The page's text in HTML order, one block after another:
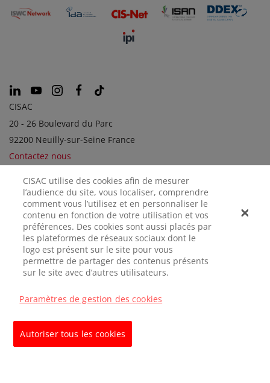
CISAC
20 - 26 Boulevard du Parc
92200 Neuilly-sur-Seine France
Contactez nous
SOCIÉTÉS SOEURS
MENTIONS
LÉGALES
CONFIDENTIALITÉ
© CISAC 2026 - All rights reserved
CISAC utilise des cookies afin de mesurer
l’audience du site, vous localiser, comprendre
comment vous l’utilisez et en personnaliser le
contenu en fonction de votre utilisation et vos
préférences. Des cookies sont aussi placés par
les plateformes de réseaux sociaux dont le
logo est présent sur le site pour vous
permettre de partager des contenus présents
sur le site avec d’autres utilisateurs.
Paramètres de gestion des cookies
Autoriser tous les cookies